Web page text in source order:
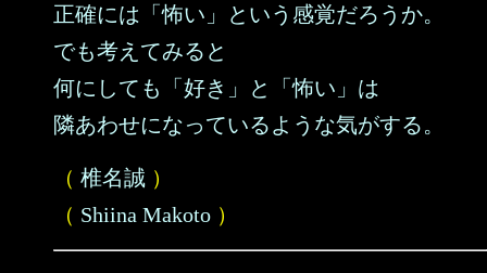
正確には「怖い」という感覚だろうか。
でも考えてみると
何にしても「好き」と「怖い」は
隣あわせになっているような気がする。
（ 椎名誠 ）
（ Shiina Makoto ）